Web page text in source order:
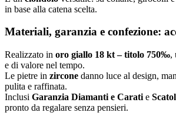
in base alla catena scelta.
Materiali, garanzia e confezione:
Realizzato in oro giallo 18 kt – titolo 750‰,
e di valore nel tempo.
Le pietre in zircone danno luce al design,
pulita e raffinata.
Inclusi Garanzia Diamanti e Carati e
pronto da regalare senza pensieri.